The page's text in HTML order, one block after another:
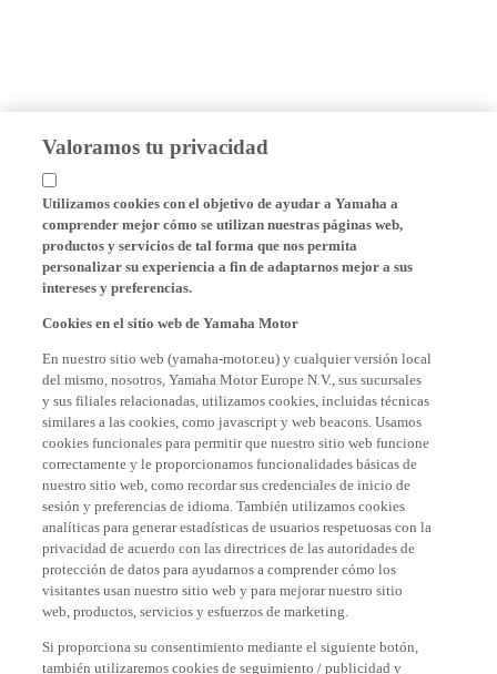
Valoramos tu privacidad
Utilizamos cookies con el objetivo de ayudar a Yamaha a
comprender mejor cómo se utilizan nuestras páginas web,
productos y servicios de tal forma que nos permita
personalizar su experiencia a fin de adaptarnos mejor a sus
intereses y preferencias.
Cookies en el sitio web de Yamaha Motor
En nuestro sitio web (yamaha-motor.eu) y cualquier versión local
del mismo, nosotros, Yamaha Motor Europe N.V., sus sucursales
y sus filiales relacionadas, utilizamos cookies, incluidas técnicas
similares a las cookies, como javascript y web beacons. Usamos
cookies funcionales para permitir que nuestro sitio web funcione
correctamente y le proporcionamos funcionalidades básicas de
nuestro sitio web, como recordar sus credenciales de inicio de
sesión y preferencias de idioma. También utilizamos cookies
analíticas para generar estadísticas de usuarios respetuosas con la
privacidad de acuerdo con las directrices de las autoridades de
protección de datos para ayudarnos a comprender cómo los
visitantes usan nuestro sitio web y para mejorar nuestro sitio
web, productos, servicios y esfuerzos de marketing.
Si proporciona su consentimiento mediante el siguiente botón,
también utilizaremos cookies de seguimiento / publicidad y